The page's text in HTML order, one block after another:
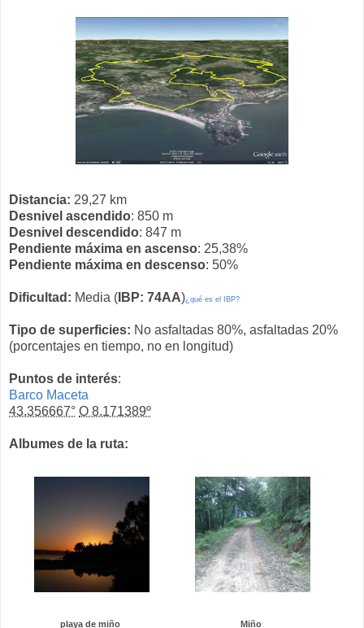
Distancia: 29,27 km
Desnivel ascendido: 850 m
Desnivel descendido: 847 m
Pendiente máxima en ascenso: 25,38%
Pendiente máxima en descenso: 50%
Dificultad: Media ( IBP: 74AA)¿qué es el IBP?
Tipo de superficies: No asfaltadas 80%, asfaltadas 20%
(porcentajes en tiempo, no en longitud)
Puntos de interés:
Barco Maceta
43.356667° O 8.171389º
Albumes de la ruta:
playa de miño Miño